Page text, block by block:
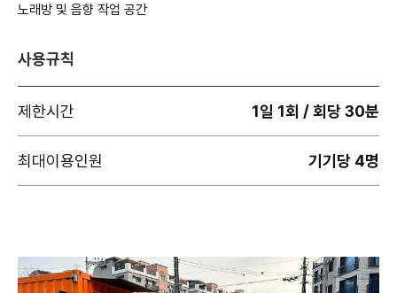
노래방 및 음향 작업 공간
사용규칙
제한시간 1일 1회 / 회당 30분
최대이용인원 기기당 4명